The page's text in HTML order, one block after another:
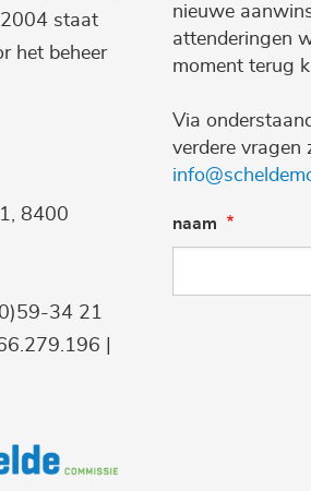
2004 staat
het beheer
8400
34 21
|
nieuwe
attenderingen
moment terug
Via
verdere vragen
naam